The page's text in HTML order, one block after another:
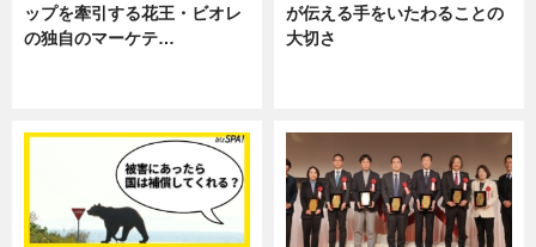
ップを牽引する花王・ビオレ
の独自のマーケテ…
が伝える手をいたわることの
大切さ